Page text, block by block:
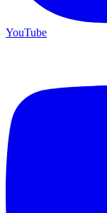
YouTube